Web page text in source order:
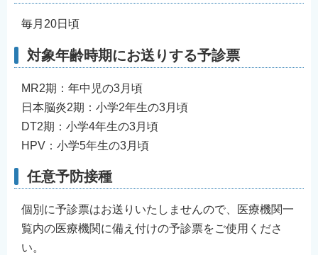
毎月20日頃
対象年齢時期にお送りする予診票
MR2期：年中児の3月頃
日本脳炎2期：小学2年生の3月頃
DT2期：小学4年生の3月頃
HPV：小学5年生の3月頃
任意予防接種
個別に予診票はお送りいたしませんので、医療機関一
覧内の医療機関に備え付けの予診票をご使用くださ
い。